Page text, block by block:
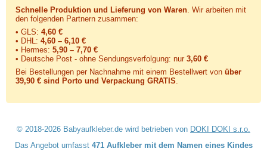
Schnelle Produktion und Lieferung von Waren . Wir arbeiten mit
den folgenden Partnern zusammen:
• GLS: 4,60 €
• DHL: 4,60 – 6,10 €
• Hermes: 5,90 – 7,70 €
• Deutsche Post - ohne Sendungsverfolgung: nur 3,60 €
Bei Bestellungen per Nachnahme mit einem Bestellwert von über
39,90 € sind Porto und Verpackung GRATIS
© 2018-2026 Babyaufkleber.de wird betrieben von DOKI DOKI s.r.o.
Das Angebot umfasst 471 Aufkleber mit dem Namen eines Kindes